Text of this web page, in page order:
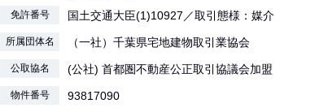
免許番号 国土交通大臣(1)10927／取引態様：媒介
所属団体名 （一社）千葉県宅地建物取引業協会
公取協名 (公社) 首都圏不動産公正取引協議会加盟
物件番号 93817090